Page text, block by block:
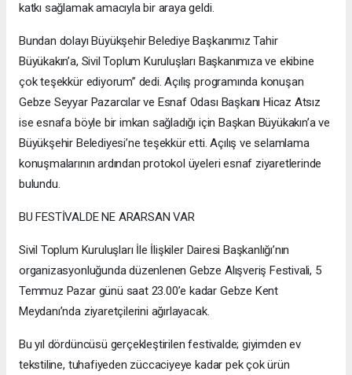
katkı sağlamak amacıyla bir araya geldi.
Bundan dolayı Büyükşehir Belediye Başkanımız Tahir
Büyükakın’a, Sivil Toplum Kuruluşları Başkanımıza ve ekibine
çok teşekkür ediyorum” dedi. Açılış programında konuşan
Gebze Seyyar Pazarcılar ve Esnaf Odası Başkanı Hicaz Atsız
ise esnafa böyle bir imkan sağladığı için Başkan Büyükakın’a ve
Büyükşehir Belediyesi’ne teşekkür etti. Açılış ve selamlama
konuşmalarının ardından protokol üyeleri esnaf ziyaretlerinde
bulundu.
BU FESTİVALDE NE ARARSAN VAR
Sivil Toplum Kuruluşları İle İlişkiler Dairesi Başkanlığı’nın
organizasyonluğunda düzenlenen Gebze Alışveriş Festivali, 5
Temmuz Pazar günü saat 23.00’e kadar Gebze Kent
Meydanı’nda ziyaretçilerini ağırlayacak.
Bu yıl dördüncüsü gerçekleştirilen festivalde; giyimden ev
tekstiline, tuhafiyeden züccaciyeye kadar pek çok ürün